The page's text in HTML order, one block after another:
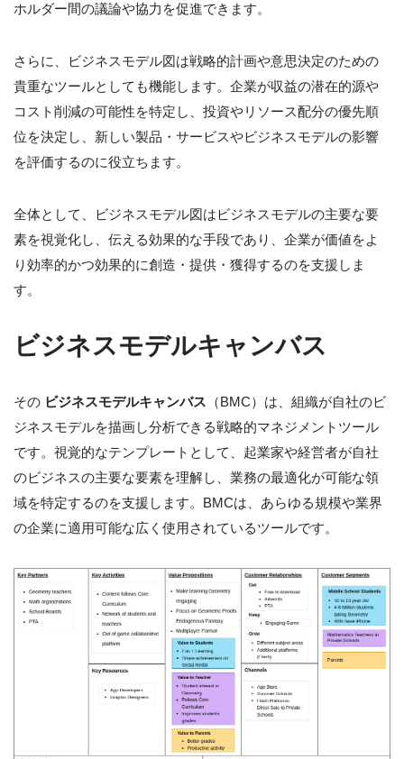
ホルダー間の議論や協力を促進できます。
さらに、ビジネスモデル図は戦略的計画や意思決定のための
貴重なツールとしても機能します。企業が収益の潜在的源や
コスト削減の可能性を特定し、投資やリソース配分の優先順
位を決定し、新しい製品・サービスやビジネスモデルの影響
を評価するのに役立ちます。
全体として、ビジネスモデル図はビジネスモデルの主要な要
素を視覚化し、伝える効果的な手段であり、企業が価値をよ
り効率的かつ効果的に創造・提供・獲得するのを支援しま
す。
ビジネスモデルキャンバス
その ビジネスモデルキャンバス （BMC）は、組織が自社のビ
ジネスモデルを描画し分析できる戦略的マネジメントツール
です。視覚的なテンプレートとして、起業家や経営者が自社
のビジネスの主要な要素を理解し、業務の最適化が可能な領
域を特定するのを支援します。BMCは、あらゆる規模や業界
の企業に適用可能な広く使用されているツールです。